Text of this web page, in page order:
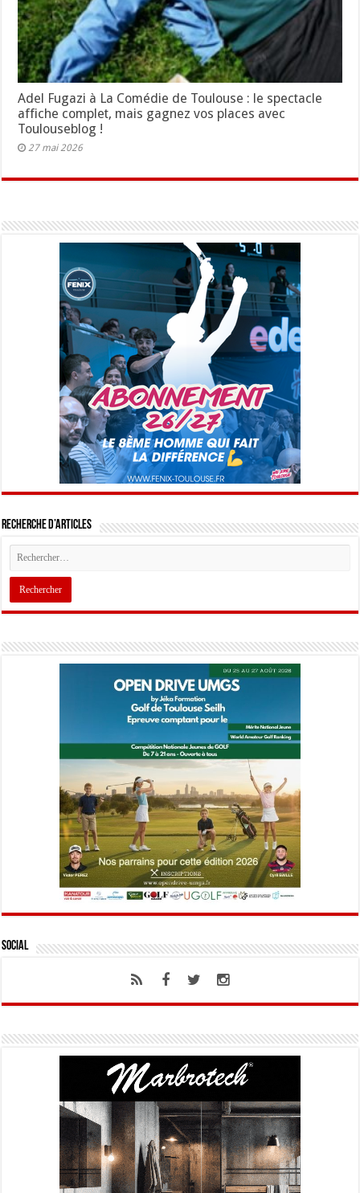
Adel Fugazi à La Comédie de Toulouse : le spectacle
affiche complet, mais gagnez vos places avec
Toulouseblog !
27 mai 2026
Recherche d’articles
Social